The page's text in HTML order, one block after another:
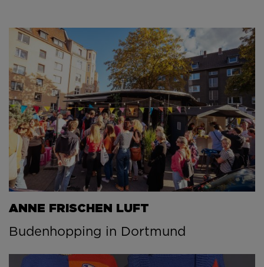
ANNE FRISCHEN LUFT
Budenhopping in Dortmund